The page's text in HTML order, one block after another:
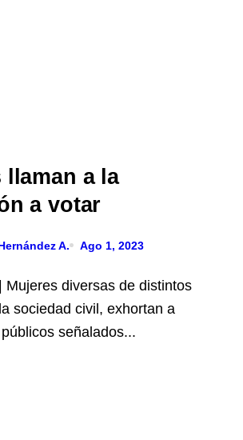
llaman a la
a votar
A.
Ago 1, 2023
sociedad civil, exhortan a
señalados...